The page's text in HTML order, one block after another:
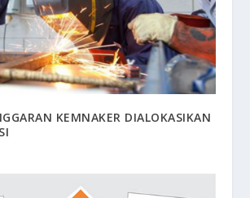
KEMNAKER DIALOKASIKAN